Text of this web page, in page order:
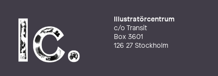
Illustratörcentrum
c/o Transit
Box 3601
126 27 Stockholm